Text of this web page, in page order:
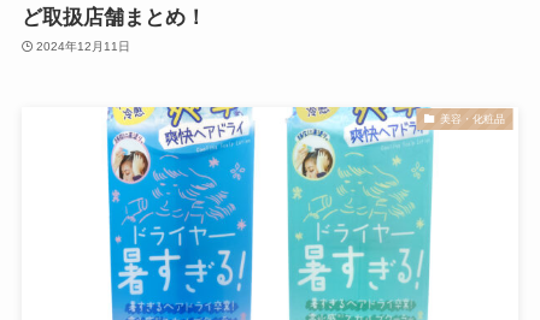
ど取扱店舗まとめ！
2024年12月11日
美容・化粧品